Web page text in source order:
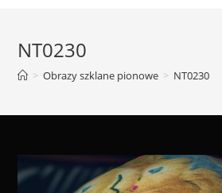
NT0230
> Obrazy szklane pionowe > NT0230